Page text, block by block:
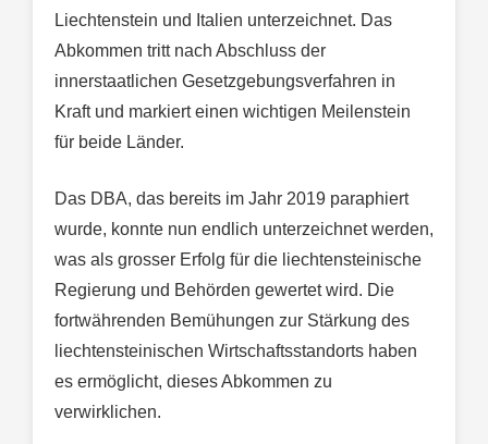
Liechtenstein und Italien unterzeichnet. Das
Abkommen tritt nach Abschluss der
innerstaatlichen Gesetzgebungsverfahren in
Kraft und markiert einen wichtigen Meilenstein
für beide Länder.
Das DBA, das bereits im Jahr 2019 paraphiert
wurde, konnte nun endlich unterzeichnet werden,
was als grosser Erfolg für die liechtensteinische
Regierung und Behörden gewertet wird. Die
fortwährenden Bemühungen zur Stärkung des
liechtensteinischen Wirtschaftsstandorts haben
es ermöglicht, dieses Abkommen zu
verwirklichen.